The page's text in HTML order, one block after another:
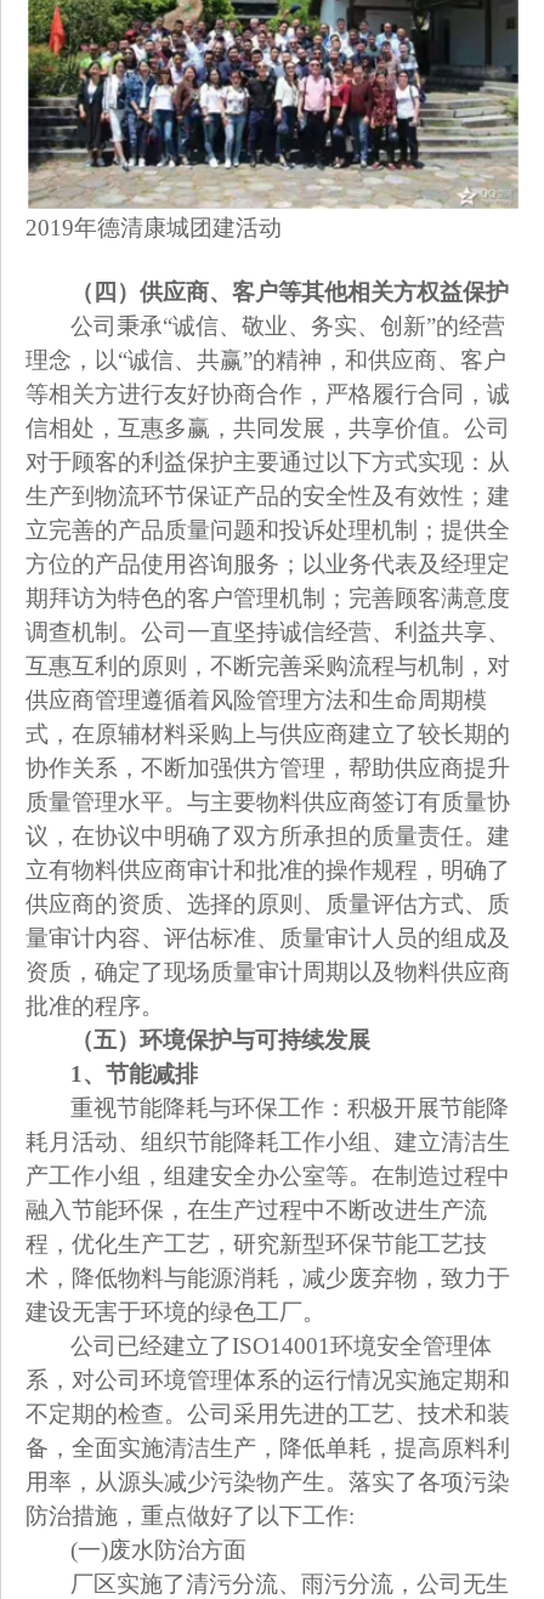
2019年德清康城团建活动
（四）供应商、客户等其他相关方权益保护
公司秉承“诚信、敬业、务实、创新”的经营
理念，以“诚信、共赢”的精神，和供应商、客户
等相关方进行友好协商合作，严格履行合同，诚
信相处，互惠多赢，共同发展，共享价值。公司
对于顾客的利益保护主要通过以下方式实现：从
生产到物流环节保证产品的安全性及有效性；建
立完善的产品质量问题和投诉处理机制；提供全
方位的产品使用咨询服务；以业务代表及经理定
期拜访为特色的客户管理机制；完善顾客满意度
调查机制。公司一直坚持诚信经营、利益共享、
互惠互利的原则，不断完善采购流程与机制，对
供应商管理遵循着风险管理方法和生命周期模
式，在原辅材料采购上与供应商建立了较长期的
协作关系，不断加强供方管理，帮助供应商提升
质量管理水平。与主要物料供应商签订有质量协
议，在协议中明确了双方所承担的质量责任。建
立有物料供应商审计和批准的操作规程，明确了
供应商的资质、选择的原则、质量评估方式、质
量审计内容、评估标准、质量审计人员的组成及
资质，确定了现场质量审计周期以及物料供应商
批准的程序。
（五）环境保护与可持续发展
1 、节能减排
重视节能降耗与环保工作：积极开展节能降
耗月活动、组织节能降耗工作小组、建立清洁生
产工作小组，组建安全办公室等。在制造过程中
融入节能环保，在生产过程中不断改进生产流
程，优化生产工艺，研究新型环保节能工艺技
术，降低物料与能源消耗，减少废弃物，致力于
建设无害于环境的绿色工厂。
公司已经建立了ISO14001环境安全管理体
系，对公司环境管理体系的运行情况实施定期和
不定期的检查。公司采用先进的工艺、技术和装
备，全面实施清洁生产，降低单耗，提高原料利
用率，从源头减少污染物产生。落实了各项污染
防治措施，重点做好了以下工作:
(一)废水防治方面
厂区实施了清污分流、雨污分流，公司无生